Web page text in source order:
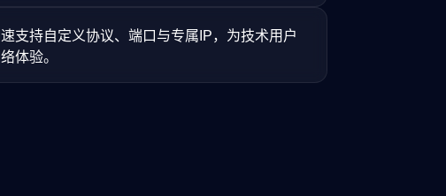
支持自定义协议、端口与专属IP，为技术用户
体验。